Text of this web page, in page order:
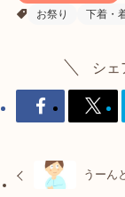
お祭り 下着・
シェ
うーん